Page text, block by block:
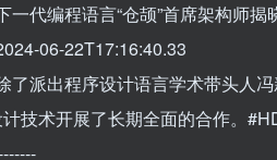
一代编程语言“仓颉”首席架构师
06-22T17:16:40.33
了派出程序设计语言学术带头人
技术开展了长期全面的合作。